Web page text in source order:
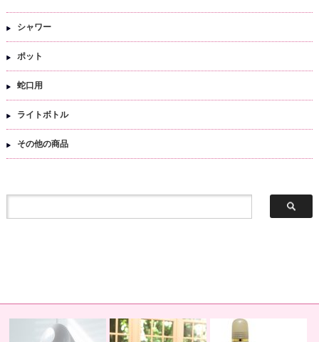
シャワー
ポット
蛇口用
ライトボトル
その他の商品